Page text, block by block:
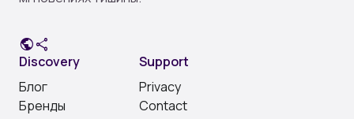
publicshare
Discovery
Блог
Бренды
Support
Privacy
Contact